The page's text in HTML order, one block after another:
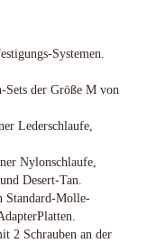
Systemen.
der Größe M von
Lederschlaufe,
Nylonschlaufe,
Desert-Tan.
Standard-Molle-
2 Schrauben an der